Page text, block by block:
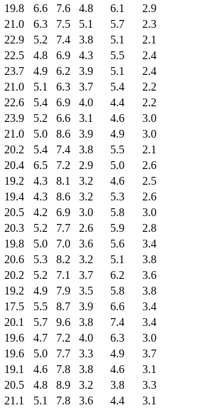
19.8 6.6 7.6 4.8 6.1
2.9
21.0 6.3 7.5 5.1 5.7
2.3
22.9 5.2 7.4 3.8 5.1
2.1
22.5 4.8 6.9 4.3 5.5
2.4
23.7 4.9 6.2 3.9 5.1
2.4
21.0 5.1 6.3 3.7 5.4
2.2
22.6 5.4 6.9 4.0 4.4
2.2
23.9 5.2 6.6 3.1 4.6
3.0
21.0 5.0 8.6 3.9 4.9
3.0
20.2 5.4 7.4 3.8 5.5
2.1
20.4 6.5 7.2 2.9 5.0
2.6
19.2 4.3 8.1 3.2 4.6
2.5
19.4 4.3 8.6 3.2 5.3
2.6
20.5 4.2 6.9 3.0 5.8
3.0
20.3 5.2 7.7 2.6 5.9
2.8
19.8 5.0 7.0 3.6 5.6
3.4
20.6 5.3 8.2 3.2 5.1
3.8
20.2 5.2 7.1 3.7 6.2
3.6
19.2 4.9 7.9 3.5 5.8
3.8
17.5 5.5 8.7 3.9 6.6
3.4
20.1 5.7 9.6 3.8 7.4
3.4
19.6 4.7 7.2 4.0 6.3
3.0
19.6 5.0 7.7 3.3 4.9
3.7
19.1 4.6 7.8 3.8 4.6
3.1
20.5 4.8 8.9 3.2 3.8
3.3
21.1 5.1 7.8 3.6 4.4
3.1